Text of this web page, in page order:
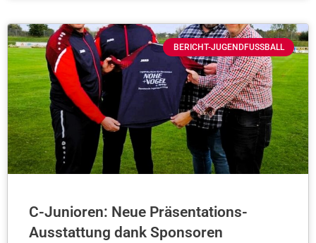
BERICHT-JUGENDFUSSBALL
C-Junioren: Neue Präsentations-
Ausstattung dank Sponsoren